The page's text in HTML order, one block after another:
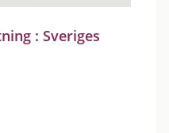
: Sveriges